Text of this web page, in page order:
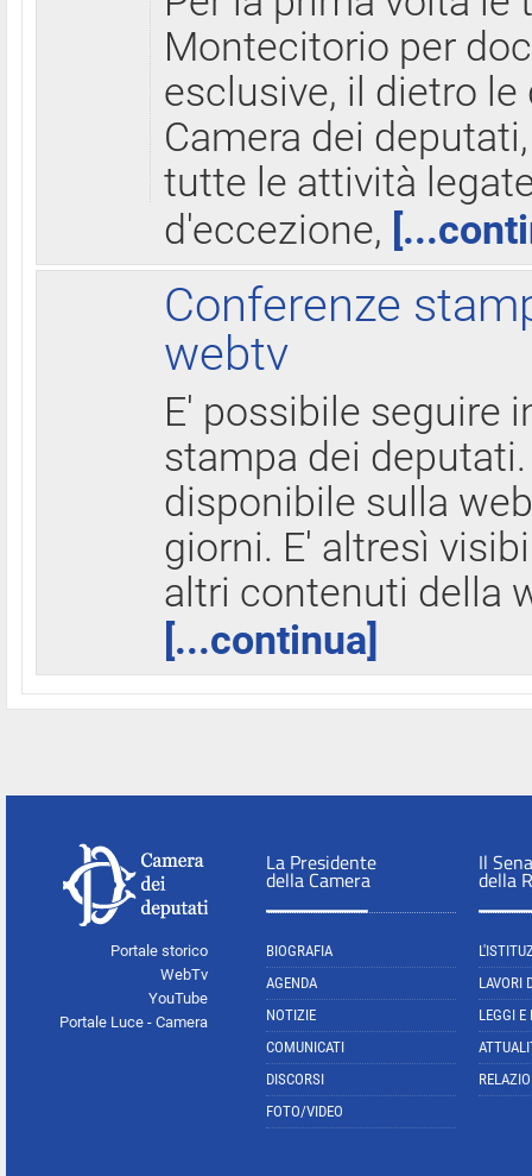
Montecitorio per
esclusive, il dietro
Camera dei
tutte le attività
d'eccezione,
Conferenze
webtv
E' possibile seguire
stampa dei
disponibile sulla
giorni. E' altresì
altri contenuti della
[...continua]
Portale storico
WebTv
YouTube
Portale Luce - Camera
La Presidente
della Camera
BIOGRAFIA
AGENDA
NOTIZIE
COMUNICATI
DISCORSI
FOTO/VIDEO
Il
della
LAVORI
LEGGI E